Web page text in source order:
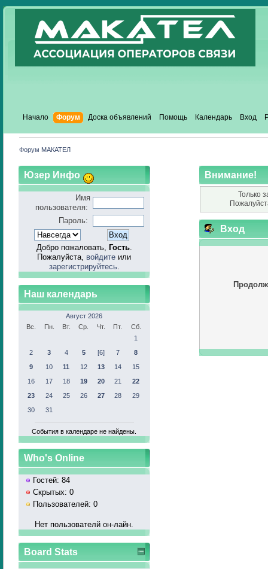
Начало Форум Доска объявлений Помощь Календарь Вход
Форум МАКАТЕЛ
Юзер Инфо
Имя
пользователя:
Пароль:
Добро пожаловать, Гость.
Пожалуйста, войдите или
зарегистрируйтесь.
Наш календарь
Август 2026
Вс.
Пн. Вт. Ср. Чт. Пт.
Сб.
1
2
3 4 5 [6] 7
8
9
10 11 12 13 14
15
16
17 18 19 20 21
22
23
24 25 26 27 28
29
30
31
События в календаре не найдены.
Who's Online
Гостей: 84
Скрытых: 0
Пользователей: 0
Нет пользователй он-лайн.
Board Stats
Внимание!
Только
Вход